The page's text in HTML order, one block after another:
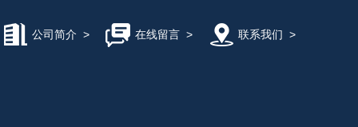
公司简介 > 在线留言> 联系我们 >